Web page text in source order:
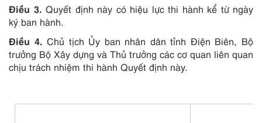
Điều 3. Quyết định này có hiệu lực thi hành kể từ ngày
ký ban hành.
Điều 4. Chủ tịch Ủy ban nhân dân tỉnh Điện Biên, Bộ
trưởng Bộ Xây dựng và Thủ trưởng các cơ quan liên quan
chịu trách nhiệm thi hành Quyết định này.